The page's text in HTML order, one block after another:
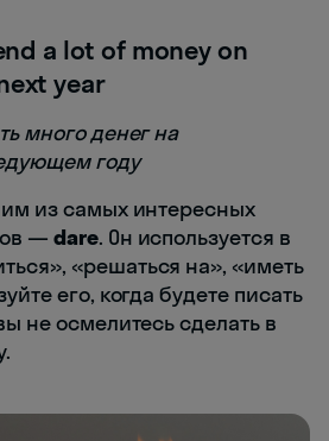
a lot of money on
year
много денег на
году
из самых интересных
— dare. Он используется в
«решаться на», «иметь
его, когда будете писать
не осмелитесь сделать в